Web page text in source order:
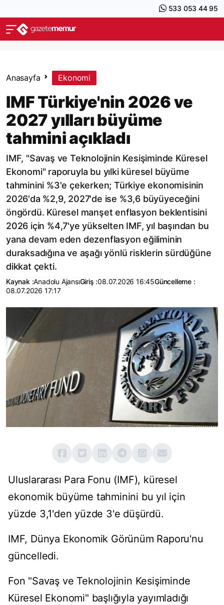
533 053 44 95
Anasayfa Ekonomi
IMF Türkiye'nin 2026 ve
2027 yılları büyüme
tahmini açıkladı
IMF, "Savaş ve Teknolojinin Kesişiminde Küresel
Ekonomi" raporuyla bu yılki küresel büyüme
tahminini %3'e çekerken; Türkiye ekonomisinin
2026'da %2,9, 2027'de ise %3,6 büyüyeceğini
öngördü. Küresel manşet enflasyon beklentisini
2026 için %4,7'ye yükselten IMF, yıl başından bu
yana devam eden dezenflasyon eğiliminin
duraksadığına ve aşağı yönlü risklerin sürdüğüne
dikkat çekti.
Kaynak :Anadolu AjansıGiriş :08.07.2026 16:45Güncelleme :
08.07.2026 17:17
Uluslararası Para Fonu (IMF), küresel
ekonomik büyüme tahminini bu yıl için
yüzde 3,1'den yüzde 3'e düşürdü.
IMF, Dünya Ekonomik Görünüm Raporu'nu
güncelledi.
Fon "Savaş ve Teknolojinin Kesişiminde
Küresel Ekonomi" başlığıyla yayımladığı